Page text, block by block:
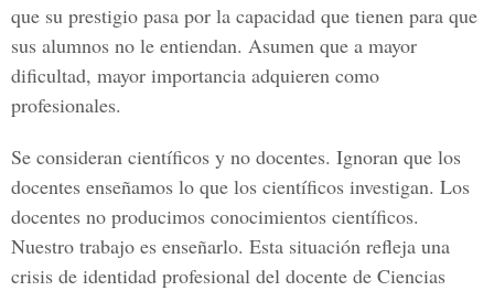
que su prestigio pasa por la capacidad que tienen para que
sus alumnos no le entiendan. Asumen que a mayor
dificultad, mayor importancia adquieren como
profesionales.
Se consideran científicos y no docentes. Ignoran que los
docentes enseñamos lo que los científicos investigan. Los
docentes no producimos conocimientos científicos.
Nuestro trabajo es enseñarlo. Esta situación refleja una
crisis de identidad profesional del docente de Ciencias